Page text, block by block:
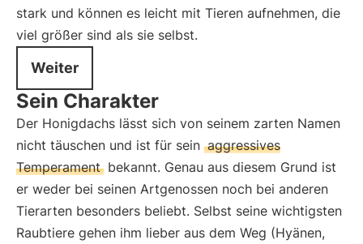
stark und können es leicht mit Tieren aufnehmen, die
viel größer sind als sie selbst.
Weiter
Sein Charakter
Der Honigdachs lässt sich von seinem zarten Namen
nicht täuschen und ist für sein aggressives
Temperament bekannt. Genau aus diesem Grund ist
er weder bei seinen Artgenossen noch bei anderen
Tierarten besonders beliebt. Selbst seine wichtigsten
Raubtiere gehen ihm lieber aus dem Weg (Hyänen,